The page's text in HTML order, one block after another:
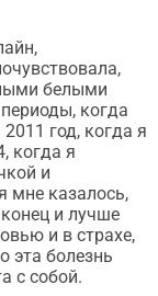
белыми
когда
год, когда я
когда я
и
мне казалось,
и лучше
и в страхе,
эта болезнь
с собой.